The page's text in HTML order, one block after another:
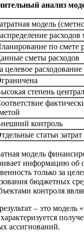
анализ
модель
по смете
сметы расходов
целевое
степень
контроль
статьи затрат
модель
информацию
только за
бюджетных
контроля
– это модель
ассигнований.